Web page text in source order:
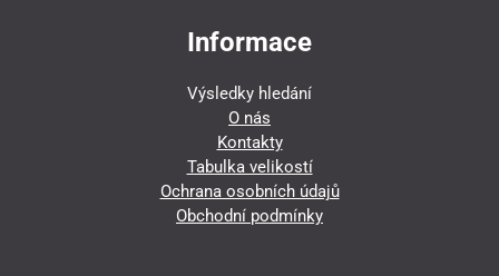
Informace
Výsledky hledání
O nás
Kontakty
Tabulka velikostí
Ochrana osobních údajů
Obchodní podmínky